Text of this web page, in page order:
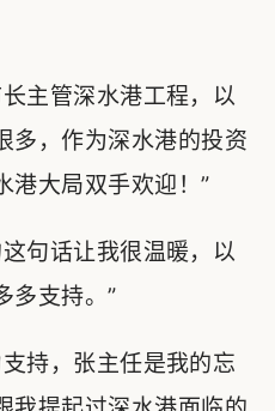
主管深水港工程，以
多，作为深水港的投资
港大局双手欢迎！”
句话让我很温暖，以
多支持。”
持，张主任是我的忘